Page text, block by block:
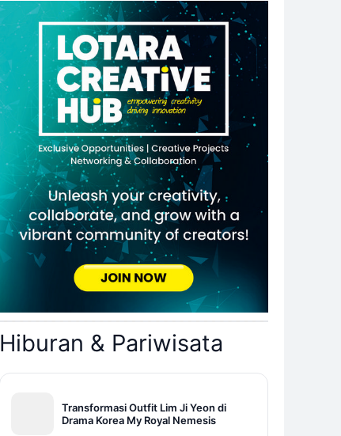
Hiburan & Pariwisata
Transformasi Outfit Lim Ji Yeon di
Drama Korea My Royal Nemesis